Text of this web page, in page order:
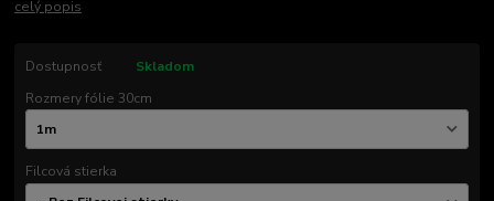
celý popis
Dostupnosť
Skladom
Rozmery fólie 30cm
Filcová stierka